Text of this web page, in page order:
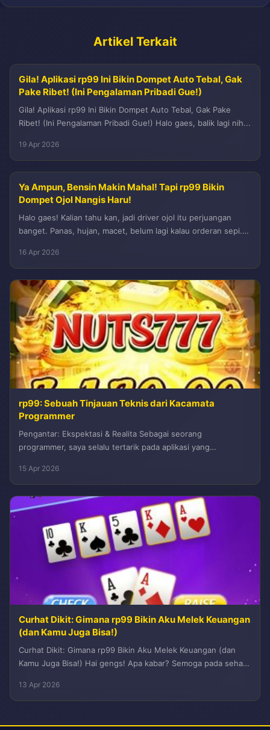
Artikel Terkait
Gila! Aplikasi rp99 Ini Bikin Dompet Auto Tebal, Gak
Pake Ribet! (Ini Pengalaman Pribadi Gue!)
Gila! Aplikasi rp99 Ini Bikin Dompet Auto Tebal, Gak Pake
Ribet! (Ini Pengalaman Pribadi Gue!) Halo gaes, balik lagi nih...
19 Apr 2026
Ya Ampun, Bensin Makin Mahal! Tapi rp99 Bikin
Dompet Ojol Nangis Haru!
Halo gaes! Kalian tahu kan, jadi driver ojol itu perjuangan
banget. Panas, hujan, macet, belum lagi kalau orderan sepi.
16 Apr 2026
rp99: Sebuah Tinjauan Teknis dari Kacamata
Programmer
Pengantar: Ekspektasi & Realita Sebagai seorang
programmer, saya selalu tertarik pada aplikasi yang
15 Apr 2026
Curhat Dikit: Gimana rp99 Bikin Aku Melek Keuangan
(dan Kamu Juga Bisa!)
Curhat Dikit: Gimana rp99 Bikin Aku Melek Keuangan (dan
Kamu Juga Bisa!) Hai gengs! Apa kabar? Semoga pada sehat
13 Apr 2026